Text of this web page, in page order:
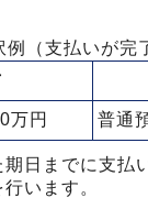
例（支払いが完
万円 普通
日までに支払
います。